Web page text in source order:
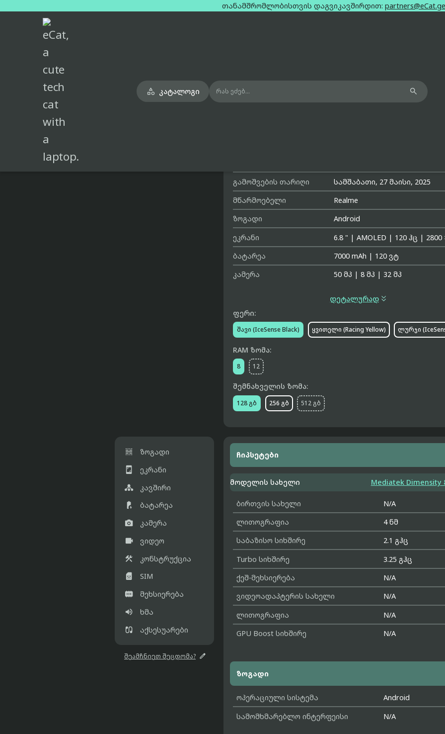
თანამშრომლობისთვის დაგვიკავშირდით: partners@eCat.ge
 კატალოგი 
მთავარი
 
გამოშვების თარიღი
სამშაბათი, 27 მაისი, 2025
მწარმოებელი
Realme
ზოგადი
Android
ეკრანი
6.8 " |AMOLED | 120 ჰც | 2800
ბატარეა
7000 mAh | 120 ვტ
კამერა
50 მპ |8 მპ |32 მპ
დეტალურად
ფერი:
შავი (IceSense Black) ყვითელი (Racing Yellow) ლურჯი
RAM ზომა:
8 12
შემნახველის ზომა:
128 გბ 256 გბ 512 გბ
 ზოგადი
 ეკრანი
 კავშირი
 ბატარეა
 კამერა
 ვიდეო
 კონსტრუქცია
 SIM
 მეხსიერება
 ხმა
 აქსესუარები
შეამჩნიეთ შეცდომა? 
ჩიპსეტები
მოდელის სახელი Mediatek Dimensity
ბირთვის სახელი
N/A
ლითოგრაფია
4 ნმ
საბაზისო სიხშირე
2.1 გჰც
Turbo სიხშირე
3.25 გჰც
ქეშ-მეხსიერება
N/A
ვიდეოადაპტერის სახელი
N/A
ლითოგრაფია
N/A
GPU Boost სიხშირე
N/A
ზოგადი
ოპერაციული სისტემა
Android
სამომხმარებლო ინტერფეისი
N/A